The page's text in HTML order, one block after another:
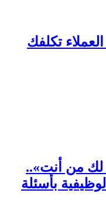
تكلفك
لك من أنت»..
بأسئلة